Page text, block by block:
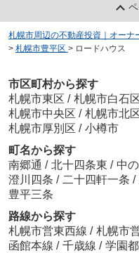
札幌市周辺の不動産投資｜オーナ
> 札幌市豊平区 > ロードハウス
市区町村から探す
札幌市東区 / 札幌市白石
札幌市中央区 / 札幌市北
札幌市厚別区 / 小樽市
町名から探す
南郷通 / 北十四条東 / 中
澄川四条 / 二十四軒一条 /
豊平三条
路線から探す
札幌市営東西線 / 札幌市
函館本線 / 千歳線 / 学園